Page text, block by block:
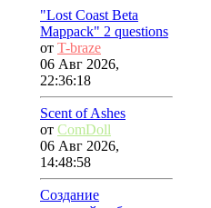
"Lost Coast Beta
Mappack" 2 questions
от T-braze
06 Авг 2026,
22:36:18
Scent of Ashes
от ComDoll
06 Авг 2026,
14:48:58
Создание